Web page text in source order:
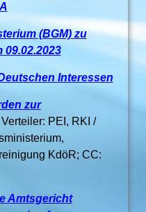
(BGM) zu
Interessen
zur
PEI, RKI /
KdöR; CC:
Amtsgericht